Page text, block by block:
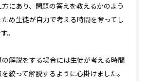
にあり、問題の答えを教えるかのよう
め生徒が自力で考える時間を奪ってし
。
解説をする場合には生徒が考える時間
絞って解説するように心掛けました。